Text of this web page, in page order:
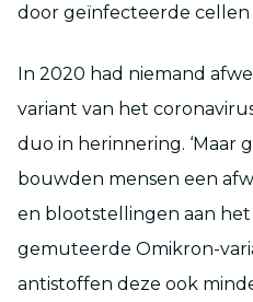
door geïnfecteerde cellen
In 2020 had niemand
variant van het
duo in herinnering. ‘Maar
bouwden mensen een
en blootstellingen aan het
gemuteerde Omikron-
antistoffen deze ook